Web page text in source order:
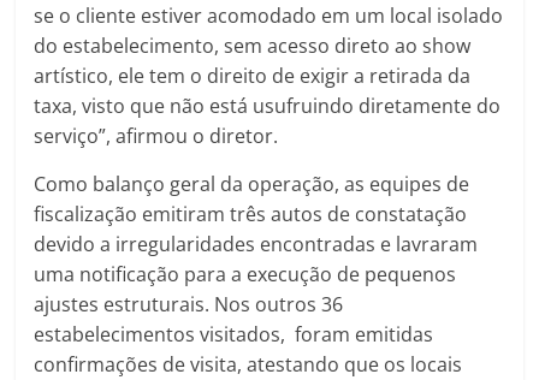
se o cliente estiver acomodado em um local isolado
do estabelecimento, sem acesso direto ao show
artístico, ele tem o direito de exigir a retirada da
taxa, visto que não está usufruindo diretamente do
serviço”, afirmou o diretor.
Como balanço geral da operação, as equipes de
fiscalização emitiram três autos de constatação
devido a irregularidades encontradas e lavraram
uma notificação para a execução de pequenos
ajustes estruturais. Nos outros 36
estabelecimentos visitados, foram emitidas
confirmações de visita, atestando que os locais